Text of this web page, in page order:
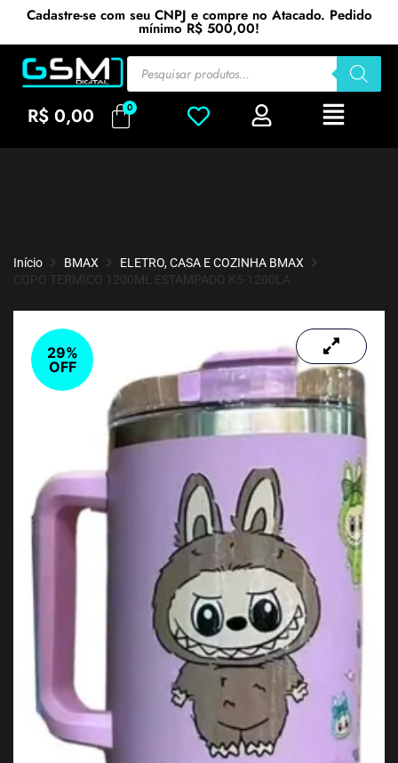
Cadastre-se com seu CNPJ e compre no Atacado. Pedido
mínimo R$ 500,00!
R$ 0,00
Início BMAX
ELETRO, CASA E COZINHA BMAX
COPO TERMICO 1200ML ESTAMPADO K5-1200LA
29%
OFF